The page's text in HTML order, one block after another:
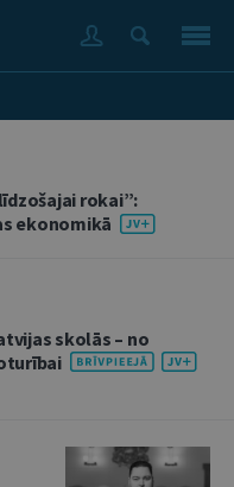
rokai”:
ekonomikā
skolās – no